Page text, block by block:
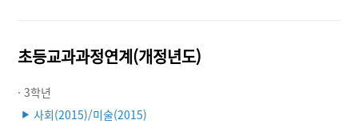
초등교과과정연계(개정년도)
· 3학년
▶ 사회(2015)/미술(2015)